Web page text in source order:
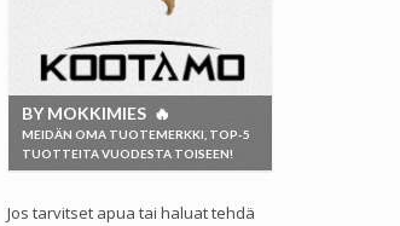
BY MOKKIMIES 🔥
MEIDÄN OMA TUOTEMERKKI, TOP-5
TUOTTEITA VUODESTA TOISEEN!
Jos tarvitset apua tai haluat tehdä